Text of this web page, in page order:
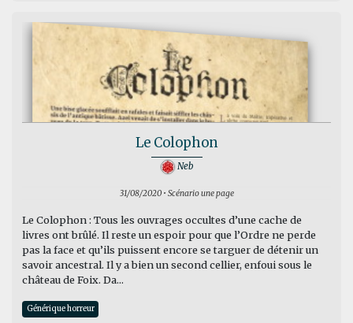
Le Colophon
Neb
31/08/2020 • Scénario une page
Le Colophon : Tous les ouvrages occultes d’une cache de
livres ont brûlé. Il reste un espoir pour que l’Ordre ne perde
pas la face et qu’ils puissent encore se targuer de détenir un
savoir ancestral. Il y a bien un second cellier, enfoui sous le
château de Foix. Da...
Générique horreur